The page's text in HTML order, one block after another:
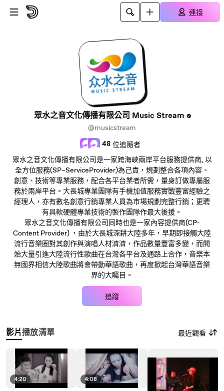
跳至主內容
連接
​​眾水之音文化傳播有限公司 Music Stream
@musicstream
48 位追隨者
​眾水之音文化傳播有限公司是一家跨海峽兩岸平台服務提供商, 以
全方位服務(SP–ServiceProvider)為己責，規劃整合各項內容、
創意、技術等專業服務，配合各平台業者所需，量身訂做專屬服
務於兩岸平台。大長城專業團隊有手機加值服務實戰豐富經驗之
經理人，亦有數名創意行銷專業人員為市場規劃完整行銷；更聘
有具軟硬體專業技術的製作團隊作最大後援。
​眾水之音文化傳播有限公司同時也是一家內容提供商(CP-
Content Provider) ，由於大長城深耕大陸多年，早期即接觸大陸
流行音樂圈對其創作與演唱人材濟濟，作品數量豐富多變，而開
始大量引進大陸流行性歌曲在台灣各平台及通路上合作，音樂本
無國界相信大陸歌曲將會帶動華語歌曲，再度掀起台灣華語音樂
界的大矚目。
追蹤
影片播放清單 最近觀看
4:20 4:08